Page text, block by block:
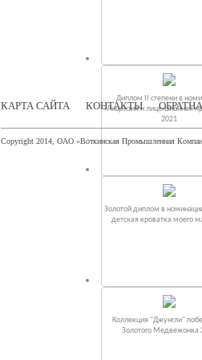
Диплом II степени в
«Лицензия и лицензионная
2021
Золотой диплом в
детская кроватка моего
Коллекция "Джунгли"
Золотого Медвежонка
КАРТА САЙТА КОНТАКТЫ
Copyright 2014, ОАО «Воткинская Промышленная